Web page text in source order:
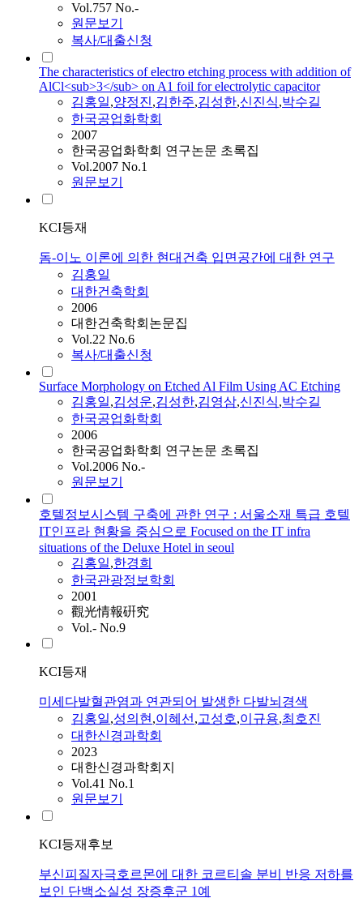
Vol.757 No.-
원문보기
복사/대출신청
The characteristics of electro etching process with addition of
AlCl<sub>3</sub> on A1 foil for electrolytic capacitor
김홍일,양정진,김한주,김성한,신진식,박수길
한국공업화학회
2007
한국공업화학회 연구논문 초록집
Vol.2007 No.1
원문보기
KCI등재
돔-이노 이론에 의한 현대건축 입면공간에 대한 연구
김홍일
대한건축학회
2006
대한건축학회논문집
Vol.22 No.6
복사/대출신청
Surface Morphology on Etched Al Film Using AC Etching
김홍일,김성운,김성한,김영삼,신진식,박수길
한국공업화학회
2006
한국공업화학회 연구논문 초록집
Vol.2006 No.-
원문보기
호텔정보시스템 구축에 관한 연구 : 서울소재 특급 호텔
IT인프라 현황을 중심으로 Focused on the IT infra
situations of the Deluxe Hotel in seoul
김홍일,한경희
한국관광정보학회
2001
觀光情報硏究
Vol.- No.9
KCI등재
미세다발혈관염과 연관되어 발생한 다발뇌경색
김홍일,성의현,이혜선,고성호,이규용,최호진
대한신경과학회
2023
대한신경과학회지
Vol.41 No.1
원문보기
KCI등재후보
부신피질자극호르몬에 대한 코르티솔 분비 반응 저하를
보인 단백소실성 장증후군 1예